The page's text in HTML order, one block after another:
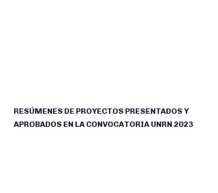
RESÚMENES DE PROYECTOS PRESENTADOS Y
APROBADOS EN LA CONVOCATORIA UNRN 2023